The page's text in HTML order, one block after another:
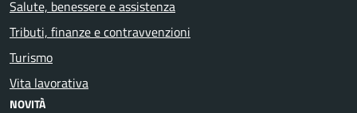
Salute, benessere e assistenza
Tributi, finanze e contravvenzioni
Turismo
Vita lavorativa
NOVITÀ